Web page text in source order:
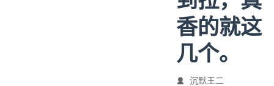
香的就这
几个。
沉默王二